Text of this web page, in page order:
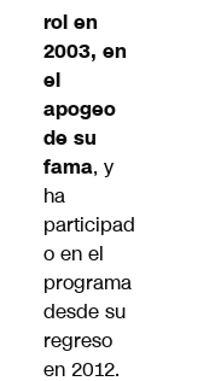
rol en
2003, en
el
apogeo
de su
fama, y
ha
participad
o en el
programa
desde su
regreso
en 2012.